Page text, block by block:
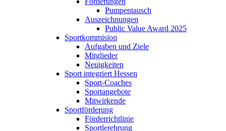
Pumpentausch
Auszeichnungen
Public Value Award 2025
Sportkommision
Aufgaben und Ziele
Mitglieder
Neuigkeiten
Sport integriert Hessen
Sport-Coaches
Sportangebote
Mitwirkende
Sportförderung
Förderrichtlinie
Sportlerehrung